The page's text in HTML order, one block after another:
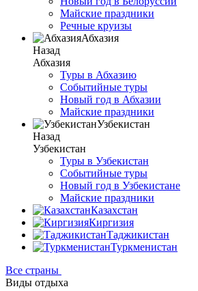
Майские праздники
Речные круизы
Абхазия
Назад
Абхазия
Туры в Абхазию
Событийные туры
Новый год в Абхазии
Майские праздники
Узбекистан
Назад
Узбекистан
Туры в Узбекистан
Событийные туры
Новый год в Узбекистане
Майские праздники
Казахстан
Киргизия
Таджикистан
Туркменистан
Все страны
Виды отдыха